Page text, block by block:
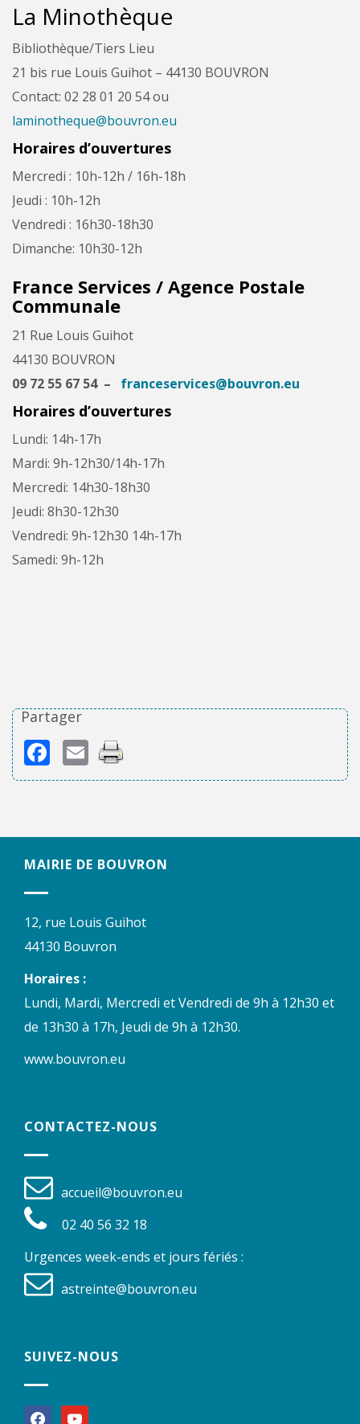
La Minothèque
Bibliothèque/Tiers Lieu
21 bis rue Louis Guihot – 44130 BOUVRON
Contact: 02 28 01 20 54 ou
laminotheque@bouvron.eu
Horaires d’ouvertures
Mercredi : 10h-12h / 16h-18h
Jeudi : 10h-12h
Vendredi : 16h30-18h30
Dimanche: 10h30-12h
France Services / Agence Postale
Communale
21 Rue Louis Guihot
44130 BOUVRON
09 72 55 67 54 – franceservices@bouvron.eu
Horaires d’ouvertures
Lundi: 14h-17h
Mardi: 9h-12h30/14h-17h
Mercredi: 14h30-18h30
Jeudi: 8h30-12h30
Vendredi: 9h-12h30 14h-17h
Samedi: 9h-12h
Partager
Facebook
Email
MAIRIE DE BOUVRON
12, rue Louis Guihot
44130 Bouvron
Horaires :
Lundi, Mardi, Mercredi et Vendredi de 9h à 12h30 et
de 13h30 à 17h, Jeudi de 9h à 12h30.
www.bouvron.eu
CONTACTEZ-NOUS
accueil@bouvron.eu
02 40 56 32 18
Urgences week-ends et jours fériés :
astreinte@bouvron.eu
SUIVEZ-NOUS
facebookyoutube